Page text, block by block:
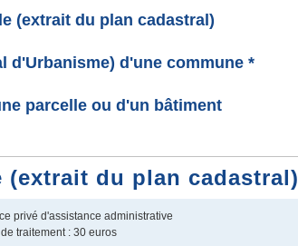
(extrait du plan cadastral)
d'Urbanisme) d'une commune *
parcelle ou d'un bâtiment
(extrait du plan cadastral)
privé d'assistance administrative
traitement : 30 euros